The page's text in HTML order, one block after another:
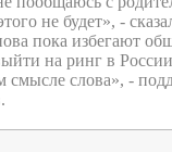
не будет», -
пока избегают
на ринг в
смысле слова», -